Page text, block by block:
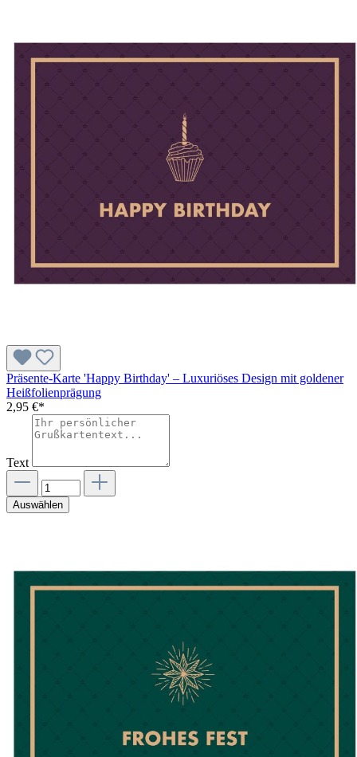
Präsente-Karte 'Happy Birthday' – Luxuriöses Design mit goldener
Heißfolienprägung
2,95 €*
Text
Auswählen